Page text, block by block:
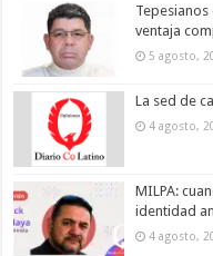
ventaja
5 agosto,
La sed de
4 agosto,
MILPA:
identidad
4 agosto,